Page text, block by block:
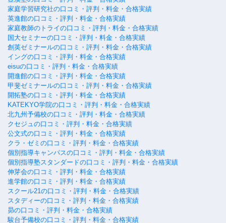
家庭学習研究社の口コミ・評判・料金・合格実績
英進館の口コミ・評判・料金・合格実績
家庭教師のトライの口コミ・評判・料金・合格実績
国大セミナーの口コミ・評判・料金・合格実績
創英ゼミナールの口コミ・評判・料金・合格実績
イングの口コミ・評判・料金・合格実績
eisuの口コミ・評判・料金・合格実績
開進館の口コミ・評判・料金・合格実績
甲斐ゼミナールの口コミ・評判・料金・合格実績
開拓塾の口コミ・評判・料金・合格実績
KATEKYO学院の口コミ・評判・料金・合格実績
北九州予備校の口コミ・評判・料金・合格実績
クセジュの口コミ・評判・料金・合格実績
公文式の口コミ・評判・料金・合格実績
クラ・ゼミの口コミ・評判・料金・合格実績
個別指導キャンパスの口コミ・評判・料金・合格実績
個別指導塾スタンダードの口コミ・評判・料金・合格実績
伸芽会の口コミ・評判・料金・合格実績
進学館の口コミ・評判・料金・合格実績
スクール21の口コミ・評判・料金・合格実績
スタディーの口コミ・評判・料金・合格実績
昴の口コミ・評判・料金・合格実績
駿台予備校の口コミ・評判・料金・合格実績